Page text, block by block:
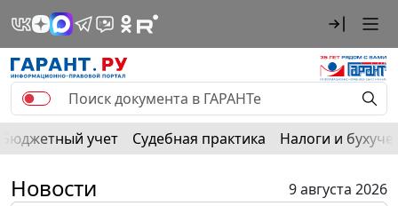
Бюджетный учет Судебная практика Налоги и
Новости
9 августа 2026